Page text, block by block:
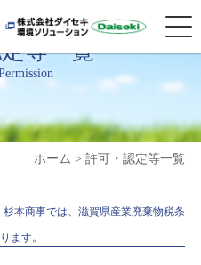
等一覧
ホーム >許可・認定等一覧
杉本商事では、滋賀県産業廃棄物税条
ます。